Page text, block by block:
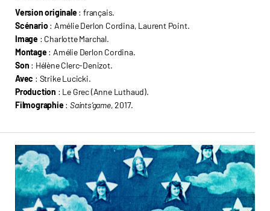
Version originale: français.
Scénario: Amélie Derlon Cordina, Laurent Point.
Image : Charlotte Marchal.
Montage: Amélie Derlon Cordina.
Son : Hélène Clerc-Denizot.
Avec : Strike Lucicki.
Production : Le Grec (Anne Luthaud).
Filmographie:Saints’game, 2017.